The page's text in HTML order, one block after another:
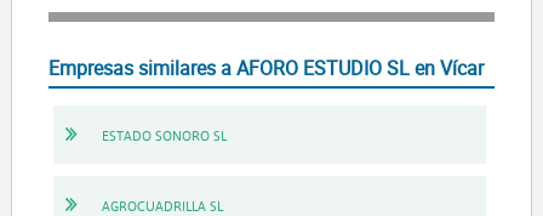
Empresas similares a AFORO ESTUDIO SL en Vícar
ESTADO SONORO SL
AGROCUADRILLA SL